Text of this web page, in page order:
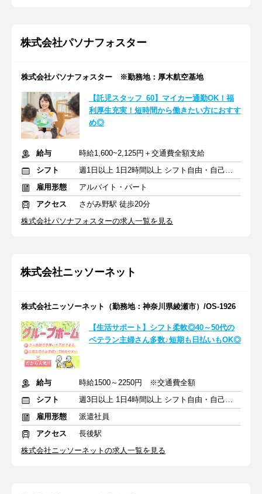
株式会社パソナフォスター
株式会社パソナフォスター ※勤務地：厚木航空基地
【託児スタッフ_60】マイカー通勤OK！福
利厚生充実！短時間から働きたい方におすす
め◎
給与
時給1,600~2,125円＋交通費全額支給
シフト
週1日以上 1日2時間以上 シフト自由・自己申告
雇用形態
アルバイト・パート
アクセス
さがみ野駅 徒歩20分
株式会社パソナフォスターの求人一覧を見る
株式会社ニッソーネット
株式会社ニッソーネット（勤務地：神奈川県綾瀬市）/OS-1926
【生活サポート】シフト柔軟◎40～50代の
ベテラン主婦さん多数♪短期も日払いもOK◎
給与
時給1500～2250円 ※交通費全額
シフト
週3日以上 1日4時間以上 シフト自由・自己申告
雇用形態
派遣社員
アクセス
長後駅
株式会社ニッソーネットの求人一覧を見る